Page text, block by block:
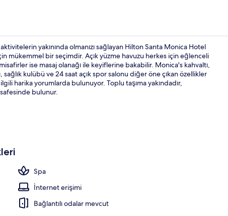
Dış mekân
yakınında olmanızı sağlayan Hilton Santa Monica Hotel
mükemmel bir seçimdir. Açık yüzme havuzu herkes için eğlenceli
ise masaj olanağı ile keyiflerine bakabilir. Monica's kahvaltı,
kulübü ve 24 saat açık spor salonu diğer öne çıkan özellikler
harika yorumlarda bulunuyor. Toplu taşıma yakındadır,
bulunur.
Spa
İnternet erişimi
Bağlantılı odalar mevcut